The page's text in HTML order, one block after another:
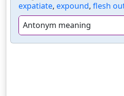
expatiate, expound, flesh
Antonym meaning